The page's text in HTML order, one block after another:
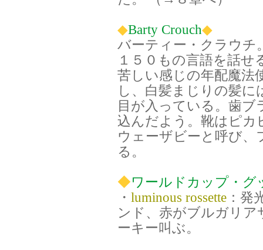
◆Barty Crouch◆
バーティー・クラウチ
１５０もの言語を話
苦しい感じの年配魔法
し、白髪まじりの髪
目が入っている。歯ブ
込んだよう。靴はピカ
ウェーザビーと呼び
る。
◆ワールドカップ・グ
・ luminous rossette ：発
ンド、赤がブルガリア
ーキー叫ぶ。